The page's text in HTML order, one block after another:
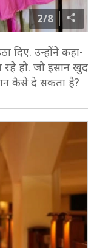
2/8
दिए. उन्होंने कहा-
हो. जो इंसान खुद
कैसे दे सकता है?